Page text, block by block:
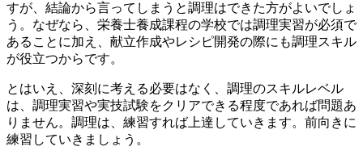
すが、結論から言ってしまうと調理はできた方がよいでしょ
う。なぜなら、栄養士養成課程の学校では調理実習が必須で
あることに加え、 献立作成やレシピ開発の際にも調理スキル
が役立つからです。
とはいえ、深刻に考える必要はなく、調理のスキルレベル
は、 調理実習や実技試験をクリアできる程度であれば問題あ
りません。調理は、練習すれば上達していきます。前向きに
練習していきましょう。